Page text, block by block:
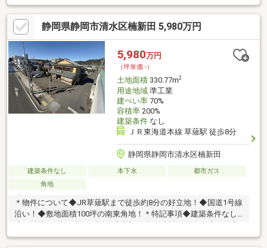
静岡県静岡市清水区楠新田 5,980万円
5,980万円
（坪単価:-）
土地面積330.77m2
用途地域準工業
建ぺい率70%
容積率200%
建築条件なし
ＪＲ東海道本線 草薙駅 徒歩8分
静岡県静岡市清水区楠新田
建築条件なし 本下水
都市ガス
角地
＊物件について◆JR草薙駅まで徒歩約8分の好立地！◆国道1号線
沿い！◆敷地面積100坪の南東角地！＊特記事項◆建築条件なし
に電柱・支線有＊気になった方や後でゆっくり見返したいなとい